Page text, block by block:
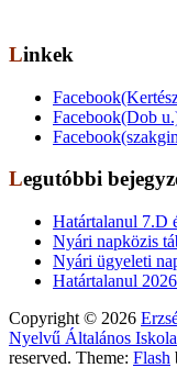
Linkek
Facebook(Dob
Legutóbbi
Határtalanul 7.D
Nyári napközis
Nyári ügyeleti
Határtalanul
Copyright © 2026
Nyelvű Általános
reserved. Theme: Flash